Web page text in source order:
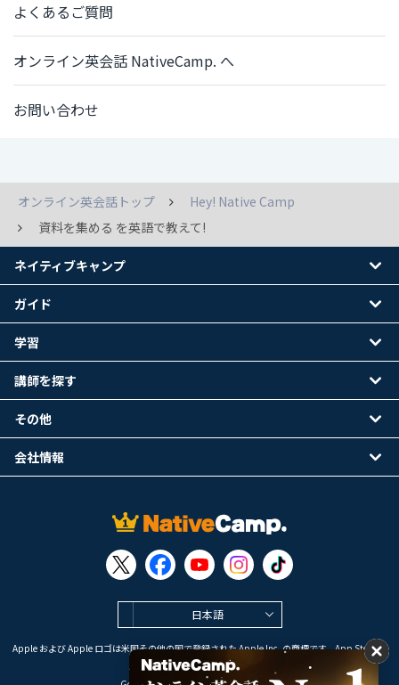
よくあるご質問
オンライン英会話 NativeCamp. へ
お問い合わせ
オンライン英会話トップ
Hey! Native Camp
資料を集める を英語で教えて!
日本語
Apple および Apple ロゴは米国その他の国で登録された Apple Inc. の商標です。App Store は
Apple Inc. のサービスマークです。
ネイティブキャンプ
ガイド
学習
講師を探す
その他
会社情報